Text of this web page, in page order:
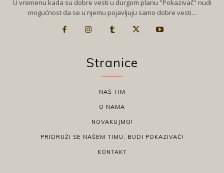
U vremenu kada su dobre vesti u durgom planu "Pokazivač" nudi
mogućnost da se u njemu pojavljuju samo dobre vesti...
Stranice
NAŠ TIM
O NAMA
NOVAKUJMO!
PRIDRUŽI SE NAŠEM TIMU, BUDI POKAZIVAČ!
KONTAKT